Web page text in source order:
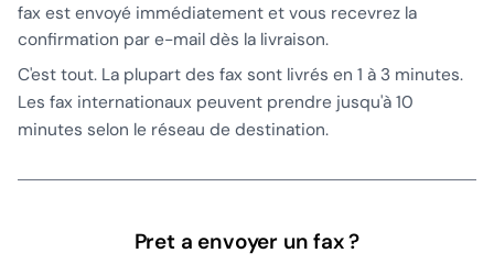
fax est envoyé immédiatement et vous recevrez la
confirmation par e-mail dès la livraison.
C'est tout. La plupart des fax sont livrés en 1 à 3 minutes.
Les fax internationaux peuvent prendre jusqu'à 10
minutes selon le réseau de destination.
Pret a envoyer un fax ?